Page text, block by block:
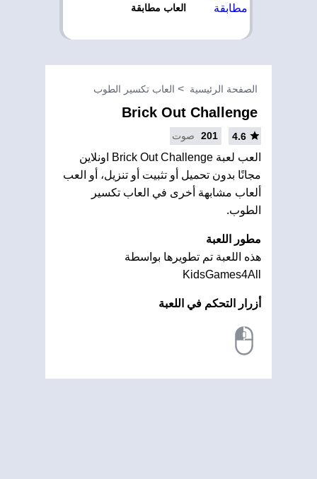
العاب مطابقة
الصفحة الرئيسية العاب تكسير الطوب
Brick Out Challenge
4.6
201 صوت
العب لعبة Brick Out Challenge اونلاين
مجانًا بدون تحميل أو تثبيت أو تنزيل، أو العب
ألعاب مشابهة أخرى في العاب تكسير
الطوب.
مطور اللعبة
هذه اللعبة تم تطويرها بواسطة
KidsGames4All
أزرار التحكم في اللعبة